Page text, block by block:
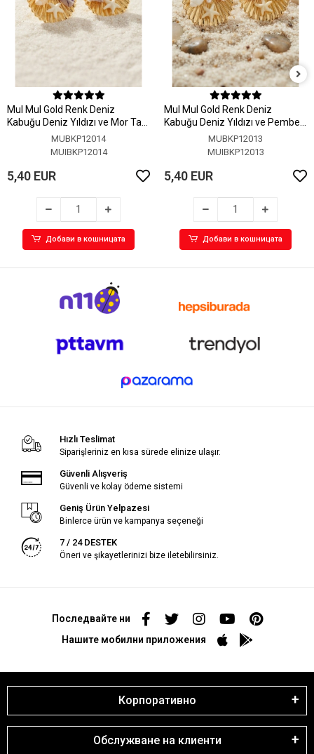
MuI MuI Gold Renk Deniz
Kabuğu Deniz Yıldızı ve Mor Taş
Detaylı KüpeMUBKP12014
MUIBKP12014
5,40 EUR
Добави в кошницата
MuI MuI Gold Renk Deniz
Kabuğu Deniz Yıldızı ve Pembe
Taş Detaylı Küpe
MUBKP12013
MUIBKP12013
5,40 EUR
Добави в кошницата
Hızlı Teslimat
Siparişleriniz en kısa sürede elinize ulaşır.
Güvenli Alışveriş
Güvenli ve kolay ödeme sistemi
Geniş Ürün Yelpazesi
Binlerce ürün ve kampanya seçeneği
7 / 24 DESTEK
Öneri ve şikayetlerinizi bize iletebilirsiniz.
Последвайте ни
Нашите мобилни приложения
Корпоративно
Обслужване на клиенти